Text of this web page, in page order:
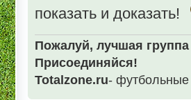
показать и доказать!
Пожалуй, лучшая
Присоединяйся!
Totalzone.ru- футбольные